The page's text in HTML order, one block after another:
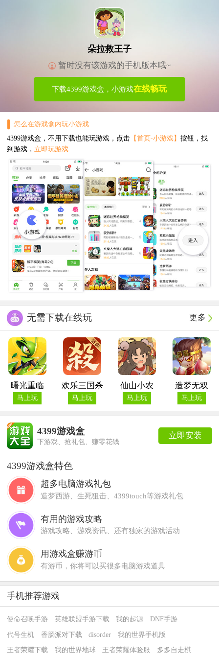
朵拉救王子
暂时没有该游戏的手机版本哦~
下载4399游戏盒，小游戏在线畅玩
怎么在游戏盒内玩小游戏
4399游戏盒，不用下载也能玩游戏，点击【首页-小游戏】 按钮，找
到游戏， 立即玩游戏
更多
无需下载在线玩
曙光重临
马上玩
欢乐三国杀
马上玩
仙山小农
马上玩
造梦无双
马上玩
立即安装
4399游戏盒
下游戏、抢礼包、赚零花钱
4399游戏盒特色
超多电脑游戏礼包
造梦西游、生死狙击、4399touch等游戏礼包
有用的游戏攻略
游戏攻略、游戏资讯、还有独家的游戏活动
用游戏盒赚游币
有游币，你将可以买很多电脑游戏道具
手机推荐游戏
使命召唤手游 英雄联盟手游下载 我的起源 DNF手游
代号生机 香肠派对下载 disorder 我的世界手机版
王者荣耀下载 我的世界地球 王者荣耀体验服 多多自走棋